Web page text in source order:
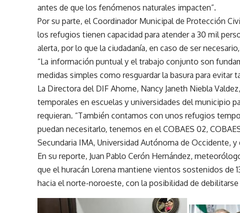
antes de que los fenómenos naturales impacten”.
Por su parte, el Coordinador Municipal de Protección
los refugios tienen capacidad para atender a 30 mil
alerta, por lo que la ciudadanía, en caso de ser
“La información puntual y el trabajo conjunto son
medidas simples como resguardar la basura para evitar
La Directora del DIF Ahome, Nancy Janeth Niebla
temporales en escuelas y universidades del municipio
requieran. “También contamos con unos refugios
puedan necesitarlo, tenemos en el COBAES 02,
Secundaria IMA, Universidad Autónoma de Occidente,
En su reporte, Juan Pablo Cerón Hernández,
que el huracán Lorena mantiene vientos sostenidos de
hacia el norte-noroeste, con la posibilidad de